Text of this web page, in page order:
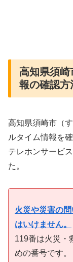
高知県須崎
報の確認方
高知県須崎市（
ルタイム情報を
テレホンサービ
た。
火災や災害の
はいけません。
119番は火災・
めの番号です。